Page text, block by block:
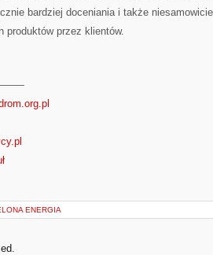
bardziej doceniania i także
produktów przez klientów.
ENERGIA